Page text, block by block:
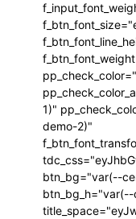
1)"
demo-2)"
btn_bg="var(--